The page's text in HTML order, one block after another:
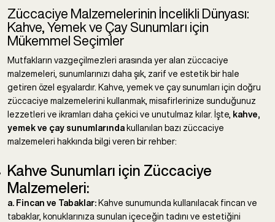
Züccaciye Malzemelerinin İncelikli Dünyası:
Kahve, Yemek ve Çay Sunumları için
Mükemmel Seçimler
Mutfakların vazgeçilmezleri arasında yer alan züccaciye
malzemeleri, sunumlarınızı daha şık, zarif ve estetik bir hale
getiren özel eşyalardır. Kahve, yemek ve çay sunumları için doğru
züccaciye malzemelerini kullanmak, misafirlerinize sunduğunuz
lezzetleri ve ikramları daha çekici ve unutulmaz kılar. İşte, kahve,
yemek ve çay sunumlarında kullanılan bazı züccaciye
malzemeleri hakkında bilgi veren bir rehber:
Kahve Sunumları için Züccaciye
Malzemeleri:
a. Fincan ve Tabaklar: Kahve sunumunda kullanılacak fincan ve
tabaklar, konuklarınıza sunulan içeceğin tadını ve estetiğini